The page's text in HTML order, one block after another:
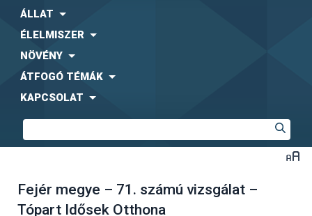
ÁLLAT
ÉLELMISZER
NÖVÉNY
ÁTFOGÓ TÉMÁK
KAPCSOLAT
Fejér megye – 71. számú vizsgálat –
Tópart Idősek Otthona